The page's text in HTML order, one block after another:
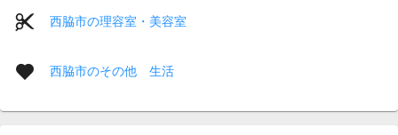
西脇市の理容室・美容室
西脇市のその他 生活